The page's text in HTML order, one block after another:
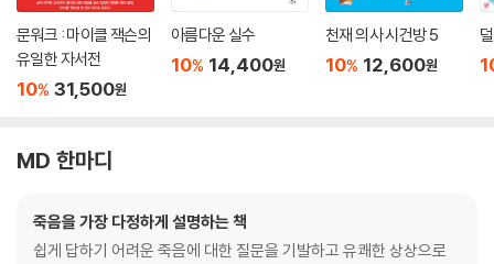
문워크 : 마이클 잭슨의
유일한 자서전
10% 31,500원
아름다운 실수
10% 14,400원
천재 의사 시건방 5
10% 12,600원
MD 한마디
죽음을 가장 다정하게 설명하는 책
쉽게 답하기 어려운 죽음에 대한 질문을 기발하고 유쾌한 상상으로